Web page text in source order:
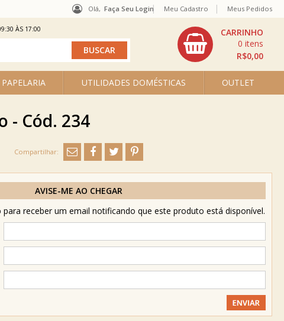
Olá, Faça Seu Login
PAPELARIA UTILIDADES DOMÉSTICAS OUTLET
R$0,00
0
Meu Cadastro Meus Pedidos
ÀS 17:00
- Cód. 234
AVISE-ME AO CHEGAR
receber um email notificando que este produto está disponível.